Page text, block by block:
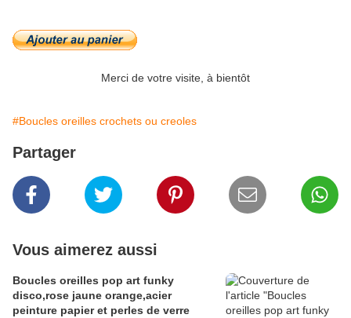
Merci de votre visite, à bientôt
#Boucles oreilles crochets ou creoles
Partager
Vous aimerez aussi
Boucles oreilles pop art funky
disco,rose jaune orange,acier
peinture papier et perles de verre